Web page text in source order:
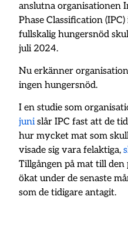
anslutna organisationen
Phase Classification
fullskalig hungersnöd
juli 2024.
Nu erkänner
ingen hungersnöd.
I en studie som
junislår IPC fast att de
hur mycket mat som
visade sig vara felaktiga,
Tillgången på mat till
ökat under de senaste
som de tidigare antagit.